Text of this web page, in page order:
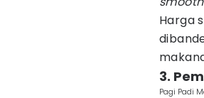
Harga
3.
Pagi Padi